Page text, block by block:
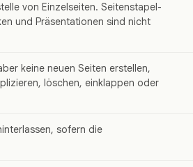
von Einzelseiten. Seitenstapel-
und Präsentationen sind nicht
keine neuen Seiten erstellen,
löschen, einklappen oder
sofern die